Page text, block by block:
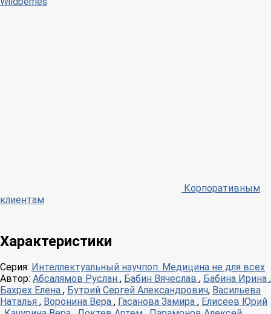
Корпоративным
клиентам
Характеристики
Серия: Интеллектуальный научпоп. Медицина не для всех
Автор: Абсалямов Руслан , Бабин Вячеслав , Бабина Ирина ,
Бахрех Елена , Бутрий Сергей Александрович, Васильева
Наталья , Воронина Вера , Гасанова Замира , Елисеев Юрий